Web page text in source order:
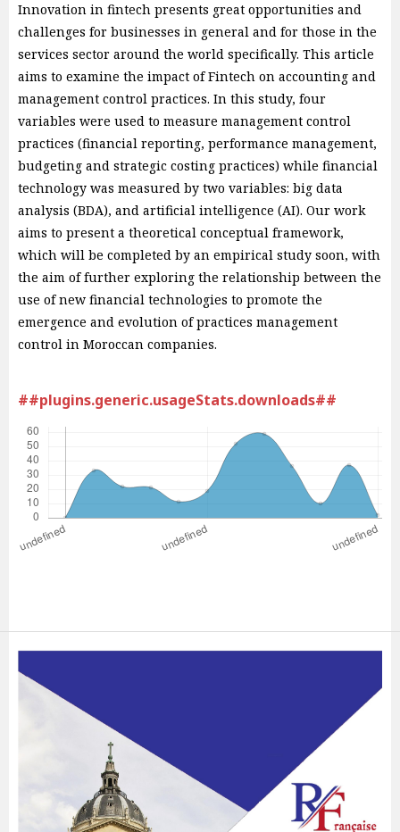
Innovation in fintech presents great opportunities and
challenges for businesses in general and for those in the
services sector around the world specifically. This article
aims to examine the impact of Fintech on accounting and
management control practices. In this study, four
variables were used to measure management control
practices (financial reporting, performance management,
budgeting and strategic costing practices) while financial
technology was measured by two variables: big data
analysis (BDA), and artificial intelligence (AI). Our work
aims to present a theoretical conceptual framework,
which will be completed by an empirical study soon, with
the aim of further exploring the relationship between the
use of new financial technologies to promote the
emergence and evolution of practices management
control in Moroccan companies.
##plugins.generic.usageStats.downloads##